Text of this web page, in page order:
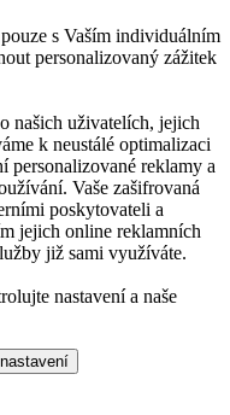
s Vaším individuálním
personalizovaný zážitek
našich uživatelích, jejich
k neustálé optimalizaci
personalizované reklamy a
Vaše zašifrovaná
poskytovateli a
jejich online reklamních
již sami využíváte.
nastavení a naše